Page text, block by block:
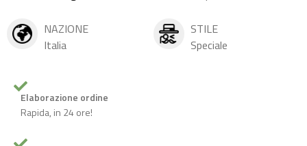
NAZIONE
Italia
STILE
Speciale
Elaborazione ordine
Rapida, in 24 ore!